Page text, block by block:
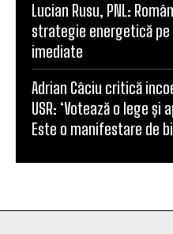
Lucian Rusu, PNL:
strategie energetică
imediate
Adrian Câciu critică
USR: ‘Votează o lege și
Este o manifestare de